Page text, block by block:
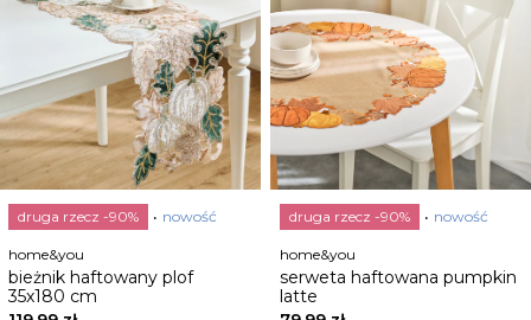
druga rzecz -90% nowość
home&you
bieżnik haftowany plof
35x180 cm
druga rzecz -90% nowość
home&you
serweta haftowana pumpkin
latte